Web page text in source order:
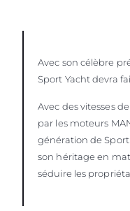
Avec son célèbre
Sport Yacht devra
Avec des vitesses
par les moteurs
génération de
son héritage en
séduire les